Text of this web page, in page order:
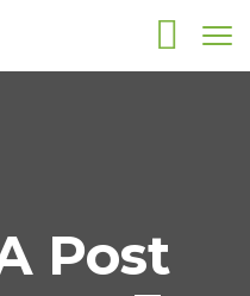
Post